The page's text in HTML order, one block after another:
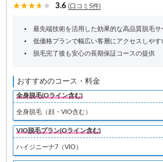
3.6 (口コミ5件)
最先端技術を活用した効果的な高品質脱毛サ
低価格プランで幅広い客層にアクセスしやす
脱毛完了後も安心の長期保証コースの提供
おすすめのコース・料金
全身脱毛(Oライン含む)
全身脱毛（顔・VIO含む）
VIO脱毛プラン(Oライン含む)
ハイジニーナ7（VIO）